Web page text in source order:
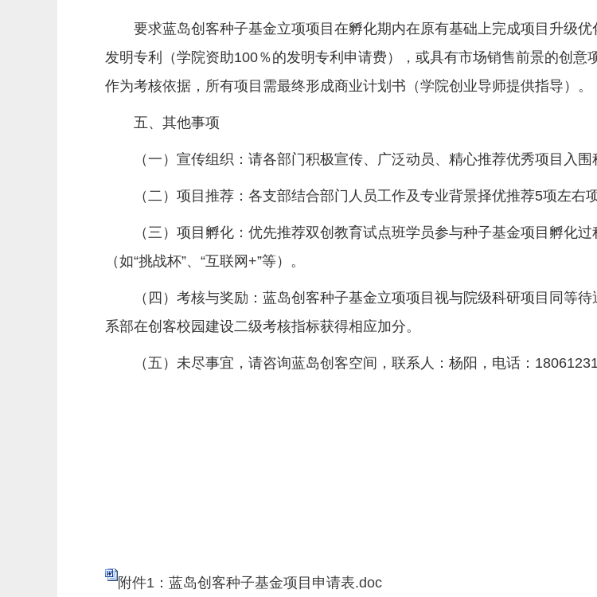
要求蓝岛创客种子基金立项项目在孵化期内在原有基础上完成项目升级
发明专利（学院资助100％的发明专利申请费），或具有市场销售前景的创意
作为考核依据，所有项目需最终形成商业计划书（学院创业导师提供指导）。
五、其他事项
（一）宣传组织：请各部门积极宣传、广泛动员、精心推荐优秀项目入
（二）项目推荐：各支部结合部门人员工作及专业背景择优推荐5项左右
（三）项目孵化：优先推荐双创教育试点班学员参与种子基金项目孵化
（如“挑战杯”、“互联网+”等）。
（四）考核与奖励：蓝岛创客种子基金立项项目视与院级科研项目同等
系部在创客校园建设二级考核指标获得相应加分。
（五）未尽事宜，请咨询蓝岛创客空间，联系人：杨阳，电话：
附件1：蓝岛创客种子基金项目申请表.doc